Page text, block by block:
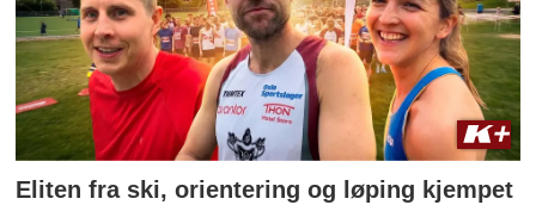
opp
Eliten fra ski, orientering og løping kjempet